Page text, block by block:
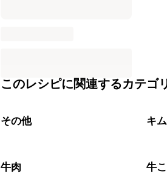
このレシピに関連するカテゴ
その他 キ
牛肉 牛